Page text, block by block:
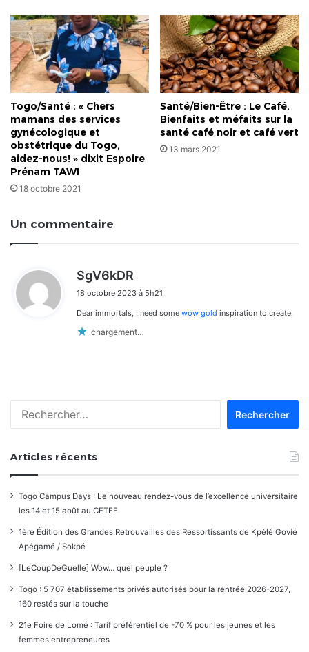
Togo/Santé : « Chers
mamans des services
gynécologique et
obstétrique du Togo,
aidez-nous! » dixit Espoire
Prénam TAWI
18 octobre 2021
Santé/Bien-Être : Le Café,
Bienfaits et méfaits sur la
santé café noir et café vert
13 mars 2021
Un commentaire
SgV6kDR
t
18 octobre 2023 à 5h21
Dear immortals, I need some wow gold inspiration to create.
chargement…
Articles récents
Togo Campus Days : Le nouveau rendez-vous de l’excellence universitaire
les 14 et 15 août au CETEF
1ère Édition des Grandes Retrouvailles des Ressortissants de Kpélé Govié
Apégamé / Sokpé
[LeCoupDeGuelle] Wow… quel peuple ?
Togo : 5 707 établissements privés autorisés pour la rentrée 2026-2027,
160 restés sur la touche
21e Foire de Lomé : Tarif préférentiel de -70 % pour les jeunes et les
femmes entrepreneures